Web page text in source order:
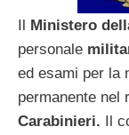
Il Ministero
personale
ed esami per la
permanente nel
Carabinieri. Il